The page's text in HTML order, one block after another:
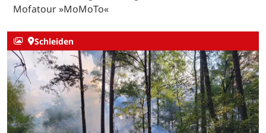
Mofatour »MoMoTo«
Schleiden